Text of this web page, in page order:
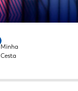
Minha
Cesta